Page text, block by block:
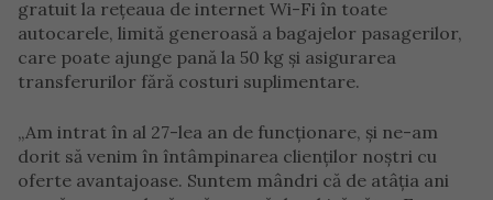
gratuit la rețeaua de internet Wi-Fi în toate
autocarele, limită generoasă a bagajelor pasagerilor,
care poate ajunge pană la 50 kg și asigurarea
transferurilor fără costuri suplimentare.
„Am intrat în al 27-lea an de funcționare, și ne-am
dorit să venim în întâmpinarea clienților noștri cu
oferte avantajoase. Suntem mândri că de atâția ani